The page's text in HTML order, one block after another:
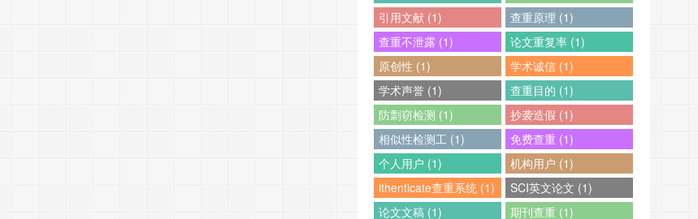
引用文献 (1)
查重原理 (1)
查重不泄露 (1)
论文重复率 (1)
原创性 (1)
学术诚信 (1)
学术声誉 (1)
查重目的 (1)
防剽窃检测 (1)
抄袭造假 (1)
相似性检测工 (1)
免费查重 (1)
个人用户 (1)
机构用户 (1)
ithenticate查重系统 (1)
SCI英文论文 (1)
论文文稿 (1)
期刊查重 (1)